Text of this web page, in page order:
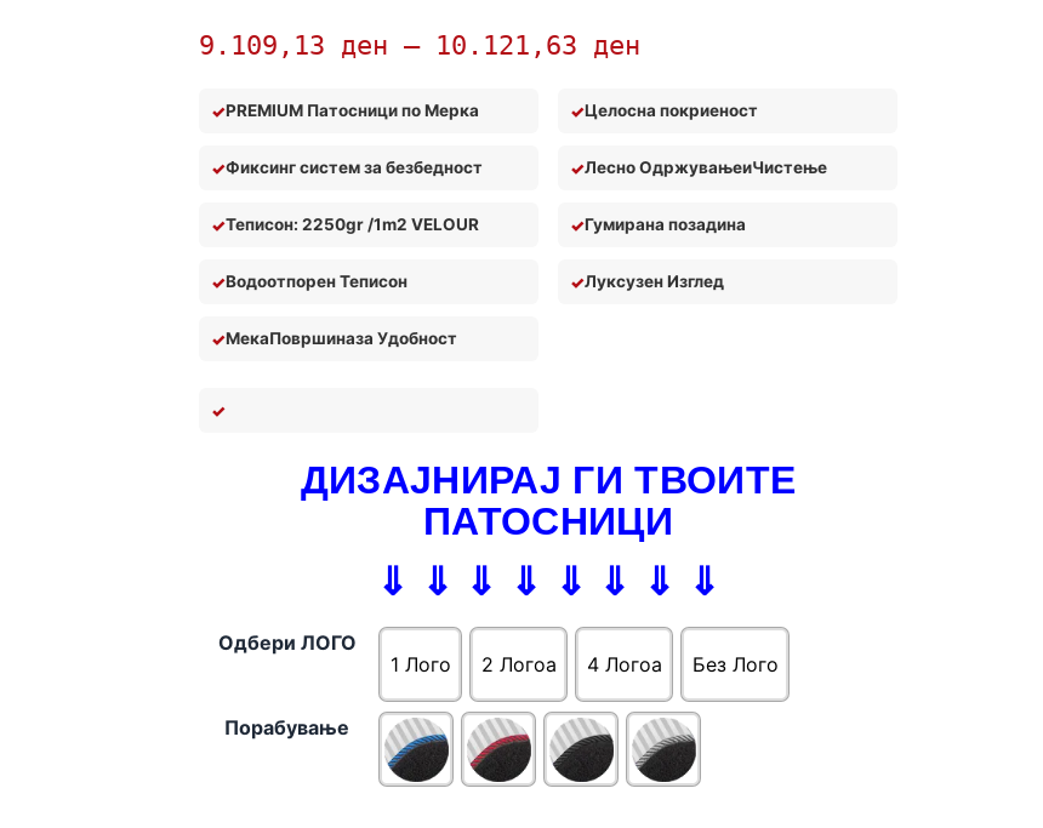
9.109,13 ден – 10.121,63 ден
PREMIUM Патосници по Мерка Целосна покриеност
Фиксинг систем за безбедност Лесно ОдржувањеиЧистење
Теписон: 2250gr /1m2 VELOUR Гумирана позадина
Водоотпорен Теписон Луксузен Изглед
МекаПовршиназа Удобност
ДИЗАЈНИРАЈ ГИ ТВОИТЕ
ПАТОСНИЦИ
⇓ ⇓ ⇓ ⇓ ⇓ ⇓ ⇓ ⇓
Одбери ЛОГО
1 Лого
2 Логоa 4 Логоa Без Лого
Порабување